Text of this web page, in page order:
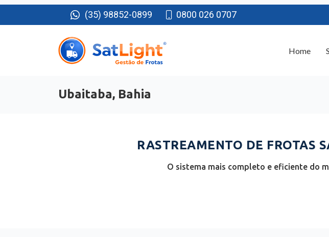
(35) 98852-0899 0800 026 0707
Ubaitaba, Bahia
RASTREAMENTO DE FROTAS
O sistema mais completo e eficiente do